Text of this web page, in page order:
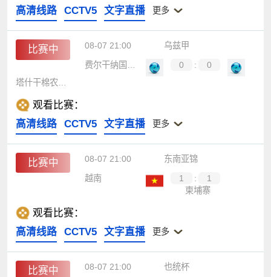
高清线路
CCTV5 文字直播 更多
比赛中 08-07 21:00
乌兹甲
0 :
0
观看比赛：
高清线路
CCTV5 文字直播 更多
比赛中 08-07 21:00
东南亚锦
越南
1 :
1
柬埔寨
观看比赛：
高清线路
CCTV5 文字直播 更多
比赛中 08-07 21:00
也统杯